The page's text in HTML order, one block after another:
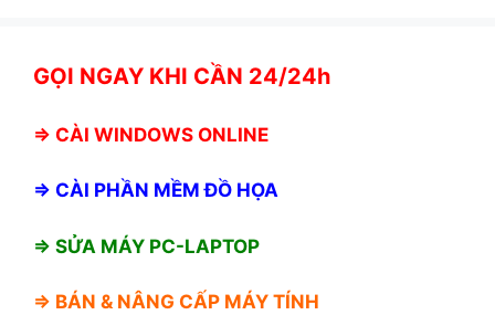
GỌI NGAY KHI CẦN 24/24h
⇒ CÀI WINDOWS ONLINE
⇒ CÀI PHẦN MỀM ĐỒ HỌA
⇒ SỬA MÁY PC-LAPTOP
⇒ BÁN & NÂNG CẤP MÁY TÍNH